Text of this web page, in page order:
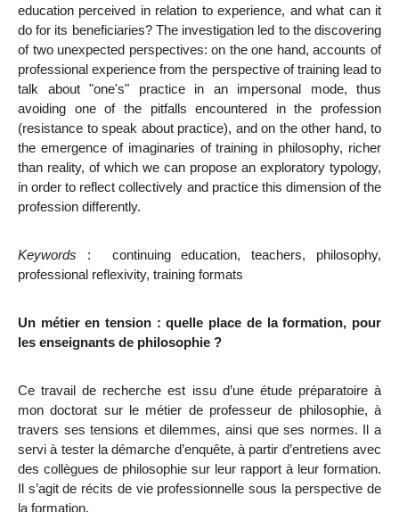
education perceived in relation to experience, and what can it
do for its beneficiaries? The investigation led to the discovering
of two unexpected perspectives: on the one hand, accounts of
professional experience from the perspective of training lead to
talk about "one's" practice in an impersonal mode, thus
avoiding one of the pitfalls encountered in the profession
(resistance to speak about practice), and on the other hand, to
the emergence of imaginaries of training in philosophy, richer
than reality, of which we can propose an exploratory typology,
in order to reflect collectively and practice this dimension of the
profession differently.
Keywords :
continuing education, teachers, philosophy,
professional reflexivity, training formats
Un métier en tension : quelle place de la formation, pour
les enseignants de philosophie ?
Ce travail de recherche est issu d’une étude préparatoire à
mon doctorat sur le métier de professeur de philosophie, à
travers ses tensions et dilemmes, ainsi que ses normes. Il a
servi à tester la démarche d’enquête, à partir d’entretiens avec
des collègues de philosophie sur leur rapport à leur formation.
Il s’agit de récits de vie professionnelle sous la perspective de
la formation.